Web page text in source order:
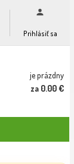
Prihlásiť sa
je prázdny
za 0.00 €